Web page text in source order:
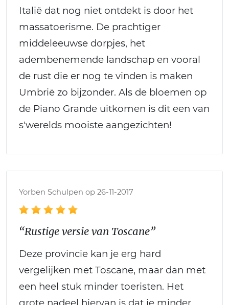
Italië dat nog niet ontdekt is door het
massatoerisme. De prachtiger
middeleeuwse dorpjes, het
adembenemende landschap en vooral
de rust die er nog te vinden is maken
Umbrië zo bijzonder. Als de bloemen op
de Piano Grande uitkomen is dit een van
s'werelds mooiste aangezichten!
Yorben Schulpen op 26-11-2017
“Rustige versie van Toscane”
Deze provincie kan je erg hard
vergelijken met Toscane, maar dan met
een heel stuk minder toeristen. Het
grote nadeel hiervan is dat je minder